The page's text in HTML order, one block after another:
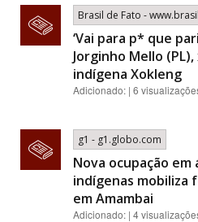
Brasil de Fato -
‘Vai para p* que
Jorginho Mello
indígena Xokleng
Adicionado: | 6
g1 - g1.globo.com
Nova ocupação
indígenas mobiliza
em Amambai
Adicionado: | 4